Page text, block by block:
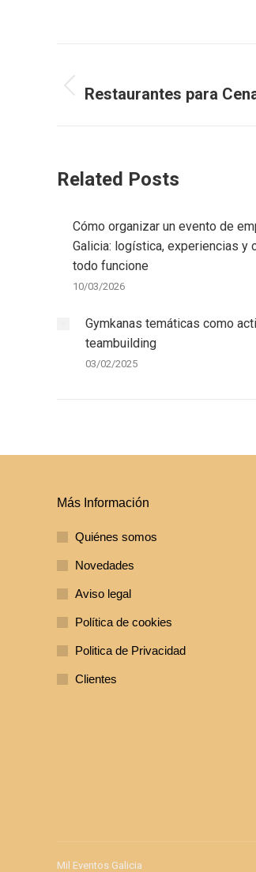
entre
Entrada
Restaurantes para
Related Posts
Cómo organizar un evento de
Galicia: logística, experiencias y
todo funcione
10/03/2026
Gymkanas temáticas como
teambuilding
03/02/2025
Más Información
Quiénes somos
Novedades
Aviso legal
Política de cookies
Politica de Privacidad
Clientes
Mil Eventos Galicia